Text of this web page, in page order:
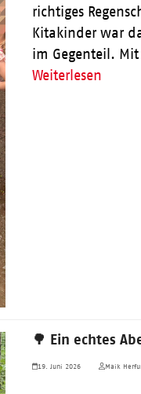
richtiges
Kitakinder war
im Gegenteil.
Weiterlesen
🌳 Ein echtes
19. Juni 2026 Maik